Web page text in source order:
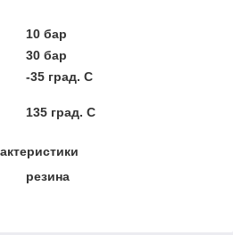
10 бар
30 бар
-35 град. C
135 град. C
резина